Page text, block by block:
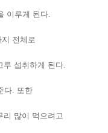
이루게 된다.
전체로
루 섭취하게 된다.
다. 또한
리 많이 먹으려고